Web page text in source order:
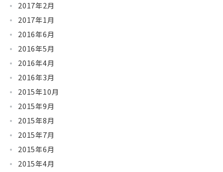
2017年2月
2017年1月
2016年6月
2016年5月
2016年4月
2016年3月
2015年10月
2015年9月
2015年8月
2015年7月
2015年6月
2015年4月